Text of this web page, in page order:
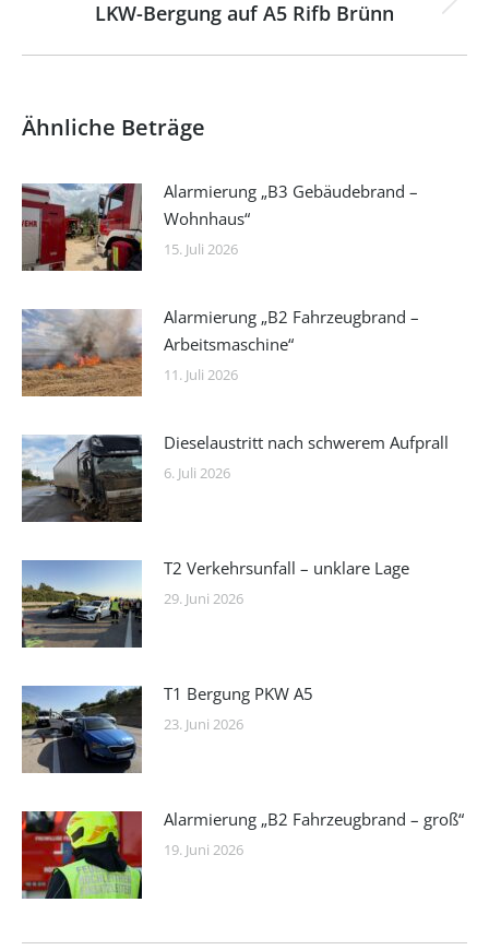
Nächster
LKW-Bergung auf A5 Rifb Brünn
Ähnliche Beträge
Alarmierung „B3 Gebäudebrand –
Wohnhaus“
15. Juli 2026
Alarmierung „B2 Fahrzeugbrand –
Arbeitsmaschine“
11. Juli 2026
Dieselaustritt nach schwerem Aufprall
6. Juli 2026
T2 Verkehrsunfall – unklare Lage
29. Juni 2026
T1 Bergung PKW A5
23. Juni 2026
Alarmierung „B2 Fahrzeugbrand – groß“
19. Juni 2026